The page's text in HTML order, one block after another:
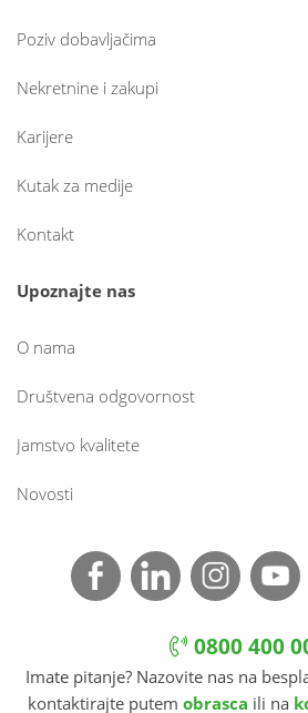
Poziv dobavljačima
Nekretnine i zakupi
Karijere
Kutak za medije
Kontakt
Upoznajte nas
O nama
Društvena odgovornost
Jamstvo kvalitete
Novosti
0800 400
Imate pitanje? Nazovite nas na
kontaktirajte putem obrasca ili na